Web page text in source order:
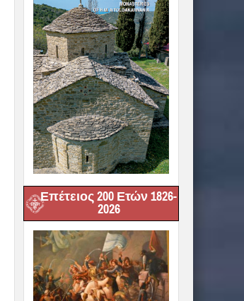
Επέτειος 200 Ετών 1826-
2026